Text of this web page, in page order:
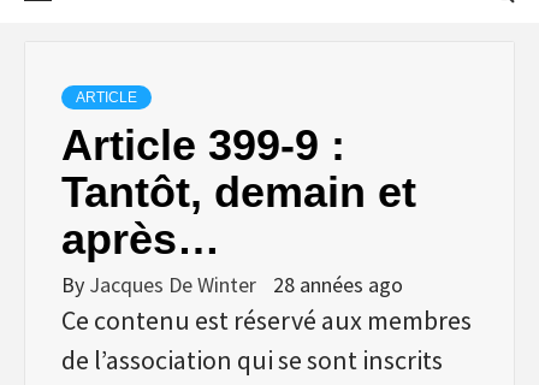
ARTICLE
Article 399-9 :
Tantôt, demain et
après…
By Jacques De Winter 28 années ago
Ce contenu est réservé aux membres
de l’association qui se sont inscrits